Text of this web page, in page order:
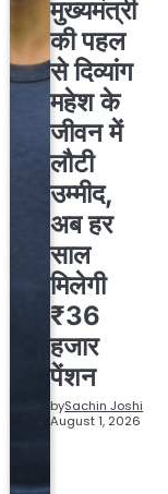
मुख्यमंत्री
की पहल
से दिव्यांग
महेश के
जीवन में
लौटी
उम्मीद,
अब हर
साल
मिलेगी
₹36
हजार
पेंशन
bySachin Joshi
August 1, 2026